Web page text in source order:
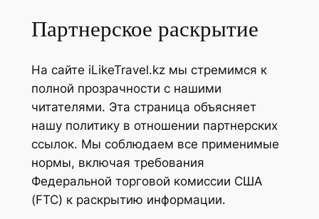
Партнерское раскрытие
На сайте iLikeTravel.kz мы стремимся к
полной прозрачности с нашими
читателями. Эта страница объясняет
нашу политику в отношении партнерских
ссылок. Мы соблюдаем все применимые
нормы, включая требования
Федеральной торговой комиссии США
(FTC) к раскрытию информации.